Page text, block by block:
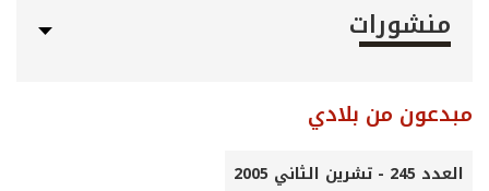
منشورات
مبدعون من بلادي
العدد 245 - تشرين الثاني 2005